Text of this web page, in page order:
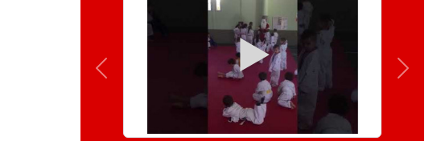
Précedent